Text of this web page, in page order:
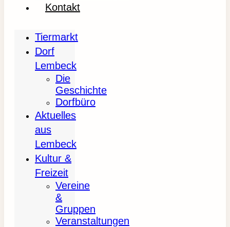
Kontakt
Tiermarkt
Dorf
Lembeck
Die
Geschichte
Dorfbüro
Aktuelles
aus
Lembeck
Kultur &
Freizeit
Vereine
&
Gruppen
Veranstaltungen